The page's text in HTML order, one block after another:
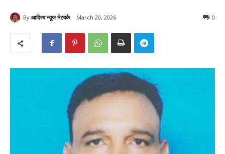
By आदित्य न्यूज नेटवर्क March 20, 2026 0